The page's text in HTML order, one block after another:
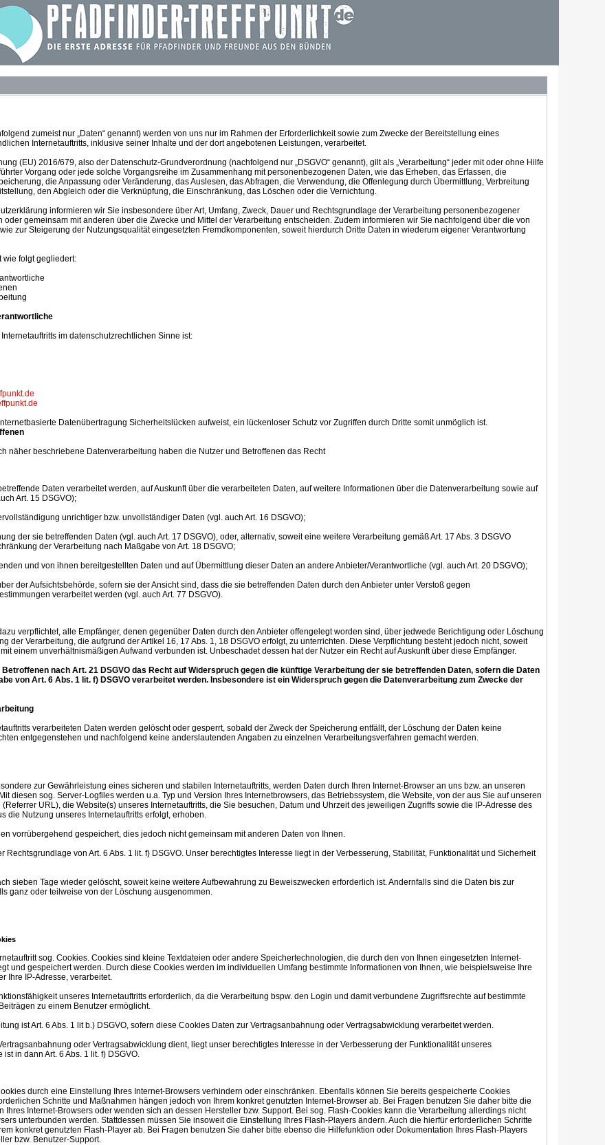
zumeist nur „Daten“ genannt) werden von uns nur im Rahmen der Erforderlichkeit sowie zum Zwecke der Bereitstellung eines
Internetauftritts, inklusive seiner Inhalte und der dort angebotenen Leistungen, verarbeitet.
(EU) 2016/679, also der Datenschutz-Grundverordnung (nachfolgend nur „DSGVO“ genannt), gilt als „Verarbeitung“ jeder mit oder ohne Hilfe
Vorgang oder jede solche Vorgangsreihe im Zusammenhang mit personenbezogenen Daten, wie das Erheben, das Erfassen, die
die Anpassung oder Veränderung, das Auslesen, das Abfragen, die Verwendung, die Offenlegung durch Übermittlung, Verbreitung
den Abgleich oder die Verknüpfung, die Einschränkung, das Löschen oder die Vernichtung.
informieren wir Sie insbesondere über Art, Umfang, Zweck, Dauer und Rechtsgrundlage der Verarbeitung personenbezogener
oder gemeinsam mit anderen über die Zwecke und Mittel der Verarbeitung entscheiden. Zudem informieren wir Sie nachfolgend über die von
zur Steigerung der Nutzungsqualität eingesetzten Fremdkomponenten, soweit hierdurch Dritte Daten in wiederum eigener Verantwortung
wie folgt gegliedert:
im datenschutzrechtlichen Sinne ist:
Datenübertragung Sicherheitslücken aufweist, ein lückenloser Schutz vor Zugriffen durch Dritte somit unmöglich ist.
näher beschriebene Datenverarbeitung haben die Nutzer und Betroffenen das Recht
Daten verarbeitet werden, auf Auskunft über die verarbeiteten Daten, auf weitere Informationen über die Datenverarbeitung sowie auf
Art. 15 DSGVO);
unrichtiger bzw. unvollständiger Daten (vgl. auch Art. 16 DSGVO);
der sie betreffenden Daten (vgl. auch Art. 17 DSGVO), oder, alternativ, soweit eine weitere Verarbeitung gemäß Art. 17 Abs. 3 DSGVO
der Verarbeitung nach Maßgabe von Art. 18 DSGVO;
und von ihnen bereitgestellten Daten und auf Übermittlung dieser Daten an andere Anbieter/Verantwortliche (vgl. auch Art. 20 DSGVO);
der Aufsichtsbehörde, sofern sie der Ansicht sind, dass die sie betreffenden Daten durch den Anbieter unter Verstoß gegen
verarbeitet werden (vgl. auch Art. 77 DSGVO).
verpflichtet, alle Empfänger, denen gegenüber Daten durch den Anbieter offengelegt worden sind, über jedwede Berichtigung oder Löschung
der Verarbeitung, die aufgrund der Artikel 16, 17 Abs. 1, 18 DSGVO erfolgt, zu unterrichten. Diese Verpflichtung besteht jedoch nicht, soweit
einem unverhältnismäßigen Aufwand verbunden ist. Unbeschadet dessen hat der Nutzer ein Recht auf Auskunft über diese Empfänger.
nach Art. 21 DSGVO das Recht auf Widerspruch gegen die künftige Verarbeitung der sie betreffenden Daten, sofern die Daten
von Art. 6 Abs. 1 lit. f) DSGVO verarbeitet werden. Insbesondere ist ein Widerspruch gegen die Datenverarbeitung zum Zwecke der
verarbeiteten Daten werden gelöscht oder gesperrt, sobald der Zweck der Speicherung entfällt, der Löschung der Daten keine
entgegenstehen und nachfolgend keine anderslautenden Angaben zu einzelnen Verarbeitungsverfahren gemacht werden.
zur Gewährleistung eines sicheren und stabilen Internetauftritts, werden Daten durch Ihren Internet-Browser an uns bzw. an unseren
diesen sog. Server-Logfiles werden u.a. Typ und Version Ihres Internetbrowsers, das Betriebssystem, die Website, von der aus Sie auf unseren
(Referrer URL), die Website(s) unseres Internetauftritts, die Sie besuchen, Datum und Uhrzeit des jeweiligen Zugriffs sowie die IP-Adresse des
die Nutzung unseres Internetauftritts erfolgt, erhoben.
vorrübergehend gespeichert, dies jedoch nicht gemeinsam mit anderen Daten von Ihnen.
Rechtsgrundlage von Art. 6 Abs. 1 lit. f) DSGVO. Unser berechtigtes Interesse liegt in der Verbesserung, Stabilität, Funktionalität und Sicherheit
sieben Tage wieder gelöscht, soweit keine weitere Aufbewahrung zu Beweiszwecken erforderlich ist. Andernfalls sind die Daten bis zur
ganz oder teilweise von der Löschung ausgenommen.
sog. Cookies. Cookies sind kleine Textdateien oder andere Speichertechnologien, die durch den von Ihnen eingesetzten Internet-
und gespeichert werden. Durch diese Cookies werden im individuellen Umfang bestimmte Informationen von Ihnen, wie beispielsweise Ihre
Ihre IP-Adresse, verarbeitet.
unseres Internetauftritts erforderlich, da die Verarbeitung bspw. den Login und damit verbundene Zugriffsrechte auf bestimmte
zu einem Benutzer ermöglicht.
ist Art. 6 Abs. 1 lit b.) DSGVO, sofern diese Cookies Daten zur Vertragsanbahnung oder Vertragsabwicklung verarbeitet werden.
oder Vertragsabwicklung dient, liegt unser berechtigtes Interesse in der Verbesserung der Funktionalität unseres
in dann Art. 6 Abs. 1 lit. f) DSGVO.
durch eine Einstellung Ihres Internet-Browsers verhindern oder einschränken. Ebenfalls können Sie bereits gespeicherte Cookies
Schritte und Maßnahmen hängen jedoch von Ihrem konkret genutzten Internet-Browser ab. Bei Fragen benutzen Sie daher bitte die
Ihres Internet-Browsers oder wenden sich an dessen Hersteller bzw. Support. Bei sog. Flash-Cookies kann die Verarbeitung allerdings nicht
unterbunden werden. Stattdessen müssen Sie insoweit die Einstellung Ihres Flash-Players ändern. Auch die hierfür erforderlichen Schritte
konkret genutzten Flash-Player ab. Bei Fragen benutzen Sie daher bitte ebenso die Hilfefunktion oder Dokumentation Ihres Flash-Players
bzw. Benutzer-Support.